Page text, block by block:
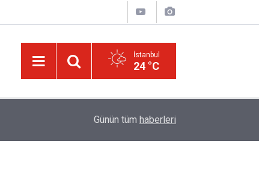
İstanbul
24 °C
Müslümanlardan dilinizi çekin, onlardan biri
Günün tüm haberleri